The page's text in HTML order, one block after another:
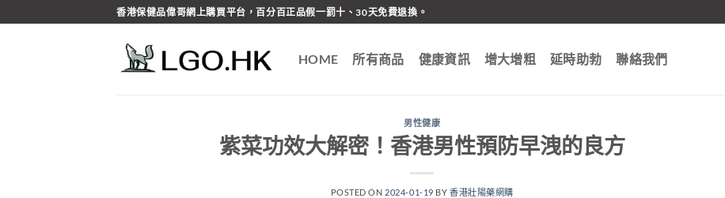
to
香港保健品偉哥網上購買平台，百分百正品假一罰十、30天免費退換。
HOME 所有商品 健康資訊 增大增粗 延時助勃 聯絡我們
男性健康
紫菜功效大解密！香港男性預防早洩的良方
POSTED ON 2024-01-19 BY香港壯陽藥網購